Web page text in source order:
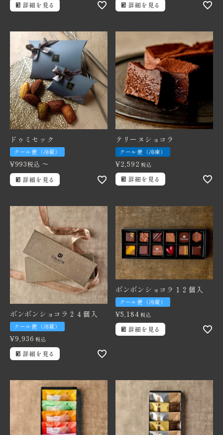
詳細を見る 詳細を見る
ドゥミセック
クール便（冷蔵）
¥993税込 〜
詳細を見る
テリーヌショコラ
クール便（冷凍）
¥2,592 税込
詳細を見る
ボンボンショコラ２４個入
クール便（冷蔵）
¥9,936 税込
詳細を見る
ボンボンショコラ１２個入
クール便（冷蔵）
¥5,184 税込
詳細を見る